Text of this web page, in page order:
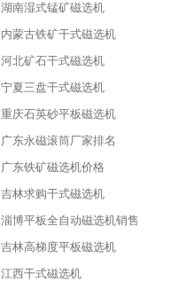
湖南湿式锰矿磁选机
内蒙古铁矿干式磁选机
河北矿石干式磁选机
宁夏三盘干式磁选机
重庆石英砂平板磁选机
广东永磁滚筒厂家排名
广东铁矿磁选机价格
吉林求购干式磁选机
淄博平板全自动磁选机销售
吉林高梯度平板磁选机
江西干式磁选机